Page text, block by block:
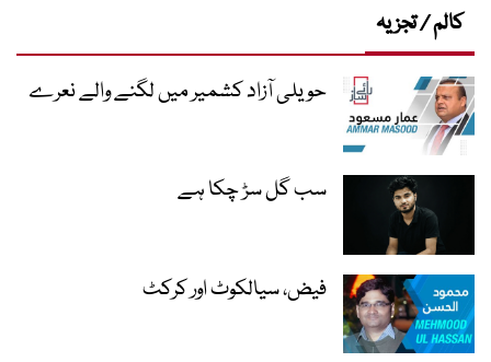
کالم / تجزیہ
حویلی آزاد کشمیر میں لگنے والے نعرے
سب گل سڑ چکا ہے
فیض، سیالکوٹ اور کرکٹ